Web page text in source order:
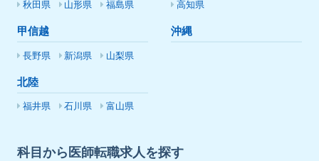
秋田県
山形県 福島県
甲信越
長野県 新潟県 山梨県
北陸
福井県 石川県 富山県
高知県
沖縄
科目から医師転職求人を探す